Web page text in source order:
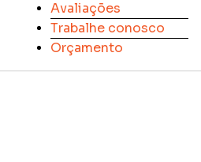
Avaliações
Trabalhe conosco
Orçamento